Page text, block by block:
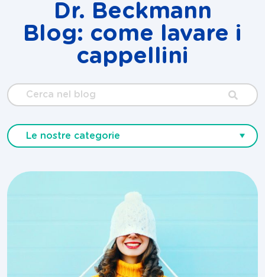
Dr. Beckmann
Blog: come lavare i
cappellini
Cerca
nel
Le nostre categorie